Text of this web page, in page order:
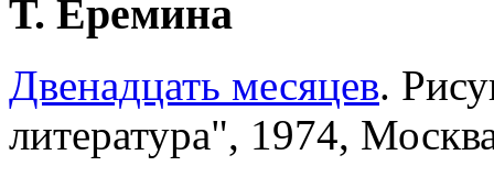
Т. Еремина
Двенадцать месяцев.
литература", 1974,